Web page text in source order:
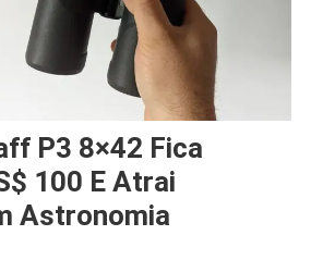
P3 8×42 Fica
100 E Atrai
Astronomia